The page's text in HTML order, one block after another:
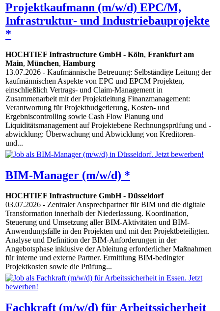
Projektkaufmann (m/w/d) EPC/M,
Infrastruktur- und Industriebauprojekte
*
HOCHTIEF Infrastructure GmbH- Köln, Frankfurt am
Main, München, Hamburg
13.07.2026 - Kaufmännische Betreuung: Selbständige Leitung der
kaufmännischen Aspekte von EPC und EPCM Projekten,
einschließlich Vertrags- und Claim-Management in
Zusammenarbeit mit der Projektleitung Finanzmanagement:
Verantwortung für Projektbudgetierung, Kosten- und
Ergebniscontrolling sowie Cash Flow Planung und
Liquiditätsmanagement auf Projektebene Rechnungsprüfung und -
abwicklung: Überwachung und Abwicklung von Kreditoren-
und...
BIM-Manager (m/w/d) *
HOCHTIEF Infrastructure GmbH- Düsseldorf
03.07.2026 - Zentraler Ansprechpartner für BIM und die digitale
Transformation innerhalb der Niederlassung. Koordination,
Steuerung und Umsetzung aller BIM-Aktivitäten und BIM-
Anwendungsfälle in den Projekten und mit den Projektbeteiligten.
Analyse und Definition der BIM-Anforderungen in der
Angebotsphase inklusive der Ableitung erforderlicher Maßnahmen
für interne und externe Partner. Ermittlung BIM-bedingter
Projektkosten sowie die Prüfung...
Fachkraft (m/w/d) für Arbeitssicherheit